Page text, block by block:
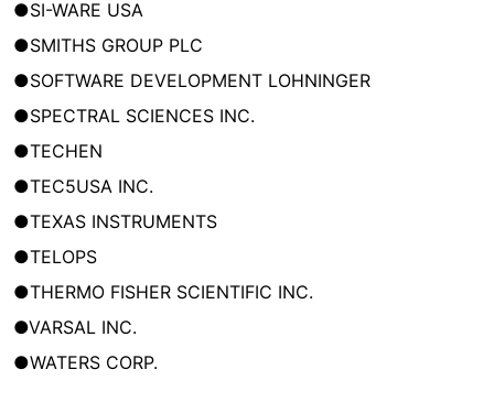
●SI-WARE USA
●SMITHS GROUP PLC
●SOFTWARE DEVELOPMENT LOHNINGER
●SPECTRAL SCIENCES INC.
●TECHEN
●TEC5USA INC.
●TEXAS INSTRUMENTS
●TELOPS
●THERMO FISHER SCIENTIFIC INC.
●VARSAL INC.
●WATERS CORP.